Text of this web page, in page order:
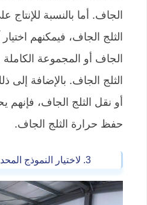
الجاف. أما بالنسبة
الثلج الجاف، فيمكنهم
الجاف أو المجموعة
الثلج الجاف. بالإضافة إلى
أو نقل الثلج الجاف، فإنهم
حفظ حرارة الثلج الجاف.
3. لاختيار النموذج المحدد لآلة الثلج الجاف